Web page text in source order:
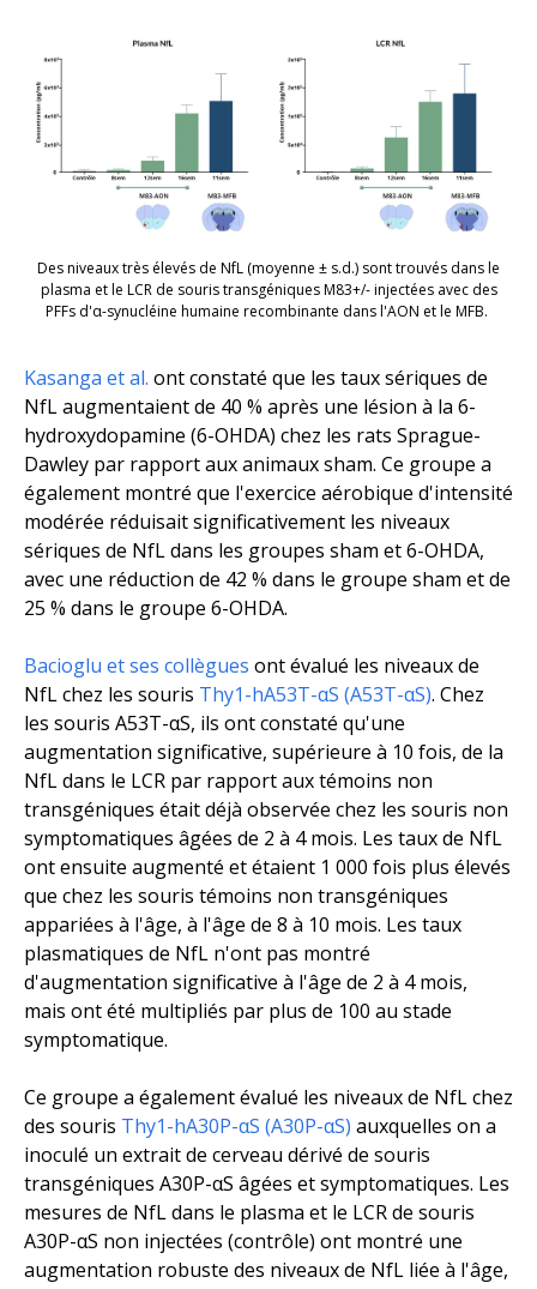
Des niveaux très élevés de NfL (moyenne ± s.d.) sont trouvés dans le
plasma et le LCR de souris transgéniques M83+/- injectées avec des
PFFs d'α-synucléine humaine recombinante dans l'AON et le MFB.
Kasanga et al. ont constaté que les taux sériques de
NfL augmentaient de 40 % après une lésion à la 6-
hydroxydopamine (6-OHDA) chez les rats Sprague-
Dawley par rapport aux animaux sham. Ce groupe a
également montré que l'exercice aérobique d'intensité
modérée réduisait significativement les niveaux
sériques de NfL dans les groupes sham et 6-OHDA,
avec une réduction de 42 % dans le groupe sham et de
25 % dans le groupe 6-OHDA.
Bacioglu et ses collègues ont évalué les niveaux de
NfL chez les souris Thy1-hA53T-αS (A53T-αS). Chez
les souris A53T-αS, ils ont constaté qu'une
augmentation significative, supérieure à 10 fois, de la
NfL dans le LCR par rapport aux témoins non
transgéniques était déjà observée chez les souris non
symptomatiques âgées de 2 à 4 mois. Les taux de NfL
ont ensuite augmenté et étaient 1 000 fois plus élevés
que chez les souris témoins non transgéniques
appariées à l'âge, à l'âge de 8 à 10 mois. Les taux
plasmatiques de NfL n'ont pas montré
d'augmentation significative à l'âge de 2 à 4 mois,
mais ont été multipliés par plus de 100 au stade
symptomatique.
Ce groupe a également évalué les niveaux de NfL chez
des souris Thy1-hA30P-αS (A30P-αS) auxquelles on a
inoculé un extrait de cerveau dérivé de souris
transgéniques A30P-αS âgées et symptomatiques. Les
mesures de NfL dans le plasma et le LCR de souris
A30P-αS non injectées (contrôle) ont montré une
augmentation robuste des niveaux de NfL liée à l'âge,